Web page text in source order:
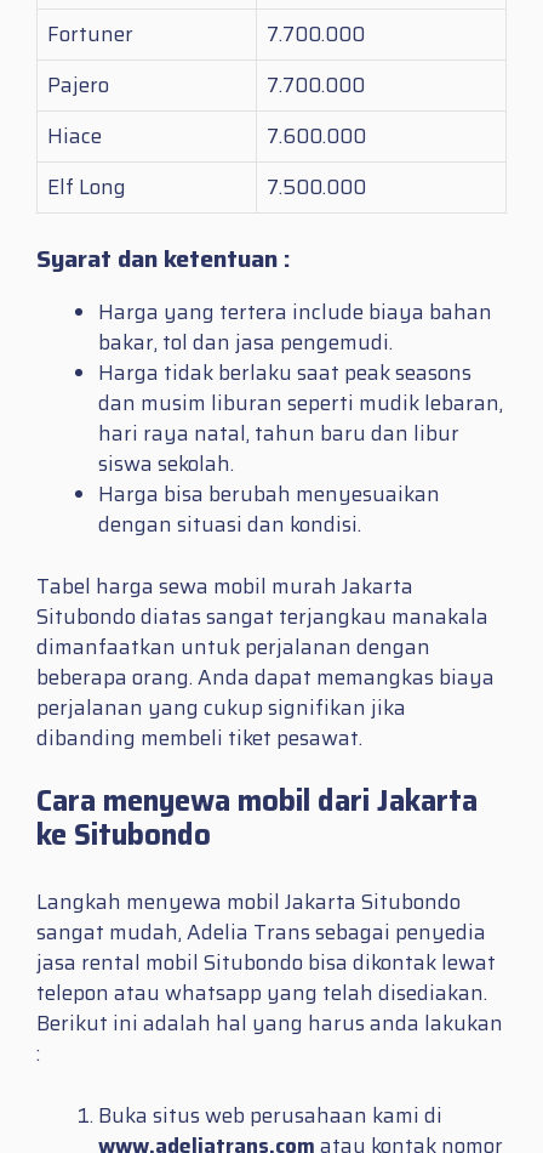
Fortuner
7.700.000
Pajero
7.700.000
Hiace
7.600.000
Elf Long
7.500.000
Syarat dan ketentuan :
Harga yang tertera include biaya bahan
bakar, tol dan jasa pengemudi.
Harga tidak berlaku saat peak seasons
dan musim liburan seperti mudik lebaran,
hari raya natal, tahun baru dan libur
siswa sekolah.
Harga bisa berubah menyesuaikan
dengan situasi dan kondisi.
Tabel harga sewa mobil murah Jakarta
Situbondo diatas sangat terjangkau manakala
dimanfaatkan untuk perjalanan dengan
beberapa orang. Anda dapat memangkas biaya
perjalanan yang cukup signifikan jika
dibanding membeli tiket pesawat.
Cara menyewa mobil dari Jakarta
ke Situbondo
Langkah menyewa mobil Jakarta Situbondo
sangat mudah, Adelia Trans sebagai penyedia
jasa rental mobil Situbondo bisa dikontak lewat
telepon atau whatsapp yang telah disediakan.
Berikut ini adalah hal yang harus anda lakukan
:
Buka situs web perusahaan kami di
www.adeliatrans.comatau kontak nomor